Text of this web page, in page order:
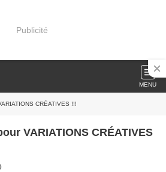
Publicité
MENU
CRÉATIVES !!!
VARIATIONS CRÉATIVES